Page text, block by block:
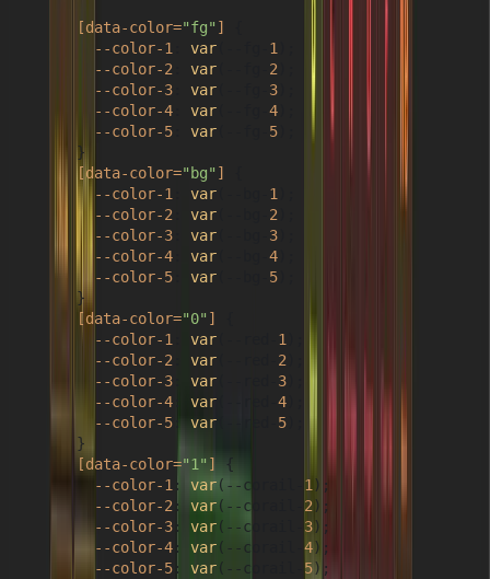
[data-color="fg" ]
--color-1
var 1
--color-2
var 2
--color-3
var 3
--color-4
var 4
--color-5
var 5
      }
[data-color="bg" ]
--color-1
var 1
--color-2
var 2
--color-3
var 3
--color-4
var 4
--color-5
var 5
      }
[data-color="0" ]
--color-1
var 1
--color-2
var 2
--color-3
var 3
--color-4
var 4
--color-5
var 5
      }
[data-color="1" ]
{
--color-1 : var(--corail- 1);
--color-2 : var(--corail- 2);
--color-3 : var(--corail- 3);
--color-4 : var(--corail- 4);
--color-5 : var(--corail- 5);